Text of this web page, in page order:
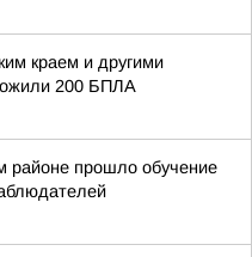
краем и другими
200 БПЛА
районе прошло обучение